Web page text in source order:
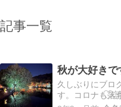
記事一覧
秋が大好きで
久しぶりにブロ
す。コロナも落